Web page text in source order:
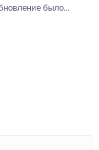
было...